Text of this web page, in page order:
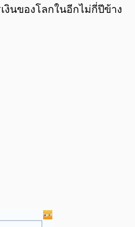
งินของโลกในอีกไม่กี่ปีข้าง